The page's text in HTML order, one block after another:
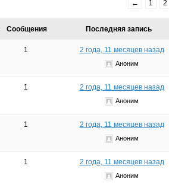
← 1 2
Сообщения Последняя запись
1 2 года, 11 месяцев назад
Аноним
1 2 года, 11 месяцев назад
Аноним
1 2 года, 11 месяцев назад
Аноним
1 2 года, 11 месяцев назад
Аноним